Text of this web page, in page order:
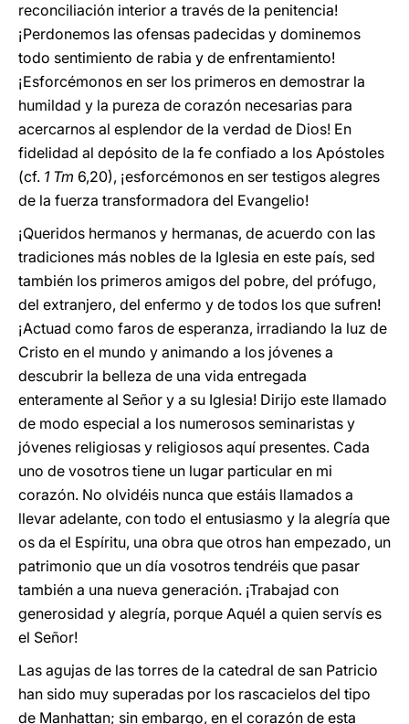
reconciliación interior a través de la penitencia!
¡Perdonemos las ofensas padecidas y dominemos
todo sentimiento de rabia y de enfrentamiento!
¡Esforcémonos en ser los primeros en demostrar la
humildad y la pureza de corazón necesarias para
acercarnos al esplendor de la verdad de Dios! En
fidelidad al depósito de la fe confiado a los Apóstoles
(cf. 1 Tm 6,20), ¡esforcémonos en ser testigos alegres
de la fuerza transformadora del Evangelio!
¡Queridos hermanos y hermanas, de acuerdo con las
tradiciones más nobles de la Iglesia en este país, sed
también los primeros amigos del pobre, del prófugo,
del extranjero, del enfermo y de todos los que sufren!
¡Actuad como faros de esperanza, irradiando la luz de
Cristo en el mundo y animando a los jóvenes a
descubrir la belleza de una vida entregada
enteramente al Señor y a su Iglesia! Dirijo este llamado
de modo especial a los numerosos seminaristas y
jóvenes religiosas y religiosos aquí presentes. Cada
uno de vosotros tiene un lugar particular en mi
corazón. No olvidéis nunca que estáis llamados a
llevar adelante, con todo el entusiasmo y la alegría que
os da el Espíritu, una obra que otros han empezado, un
patrimonio que un día vosotros tendréis que pasar
también a una nueva generación. ¡Trabajad con
generosidad y alegría, porque Aquél a quien servís es
el Señor!
Las agujas de las torres de la catedral de san Patricio
han sido muy superadas por los rascacielos del tipo
de Manhattan; sin embargo, en el corazón de esta